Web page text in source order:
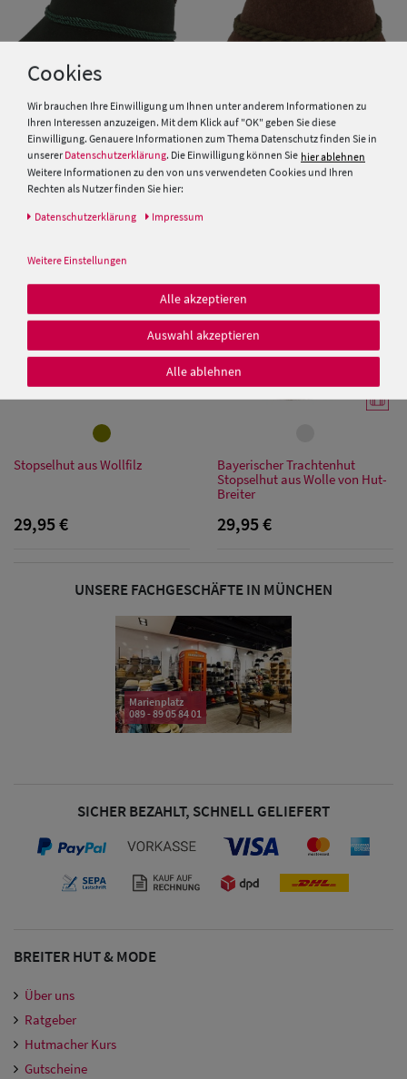
Damen Caps
Damen
Damen UV-
Schutz Caps
Bandana Caps
Snapback Caps
Damen Caps
(63-65 cm)
Kinder Trachtenhut mit Feder
von Hut-Breiter
29,95 €
Trachtenhut Lederhosenhut
von Hut-Breiter
Stopselhut aus Wollfilz
29,95 €
Bayerischer Trachtenhut
Stopselhut aus Wolle von Hut-
Breiter
29,95 €
UNSERE FACHGESCHÄFTE IN MÜNCHEN
Marienplatz
089 - 89 05 84 01
SICHER BEZAHLT, SCHNELL GELIEFERT
BREITER HUT & MODE
Über uns
Ratgeber
Hutmacher Kurs
Gutscheine
Cookies
Wir brauchen Ihre Einwilligung um Ihnen unter anderem Informationen zu
Ihren Interessen anzuzeigen. Mit dem Klick auf "OK" geben Sie diese
Einwilligung. Genauere Informationen zum Thema Datenschutz finden Sie in
unserer Datenschutzerklärung. Die Einwilligung können Sie hier ablehnen
Weitere Informationen zu den von uns verwendeten Cookies und Ihren
Rechten als Nutzer finden Sie hier:
Daten­schutz­erklärung Impressum
Weitere Einstellungen
Alle akzeptieren
Auswahl akzeptieren
Alle ablehnen